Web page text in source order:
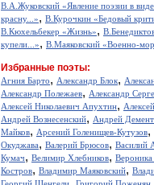
В.А.Жуковский «Явление поэзии в
красну...», В.Курочкин «Бедовый
В.Кюхельбекер «Жизнь»,
купели...», В.Маяковский «Военно-
Избранные поэты:
Агния Барто, Александр Блок,
Александр Полежаев, Александр
Алексей Николаевич Апухтин,
Андрей Вознесенский, Андрей
Майков, Арсений Голенищев-Кутузов,
Окуджава, Валерий Брюсов, Василий
Кумач, Велимир Хлебников,
Костров, Владимир Маяковский,